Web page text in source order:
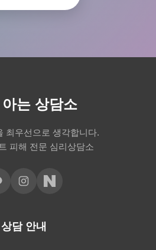
는 상담소
최우선으로 생각합니다.
피해 전문 심리상담소
상담 안내